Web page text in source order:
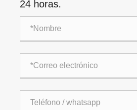
24 horas.